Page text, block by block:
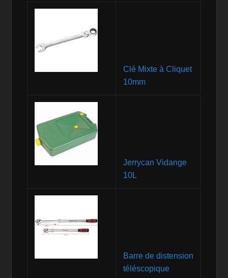
Clé Mixte à Cliquet
10mm
Jerrycan Vidange
10L
Barre de distension
téléscopique